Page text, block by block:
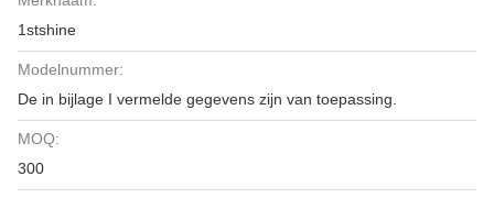
1stshine
Modelnummer:
De in bijlage I vermelde gegevens zijn van toepassing.
MOQ:
300